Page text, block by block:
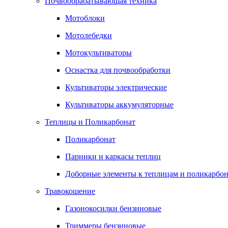
Мотоблоки
Мотолебедки
Мотокультиваторы
Оснастка для почвообработки
Культиваторы электрические
Культиваторы аккумуляторные
Теплицы и Поликарбонат
Поликарбонат
Парники и каркасы теплиц
Доборные элементы к теплицам и
Травокошение
Газонокосилки бензиновые
Триммеры бензиновые